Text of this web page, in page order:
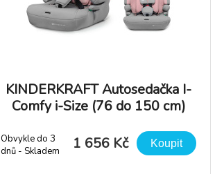
KINDERKRAFT Autosedačka I-
Comfy i-Size (76 do 150 cm)
Obvykle do 3
dnů - Skladem
1 656 Kč Koupit